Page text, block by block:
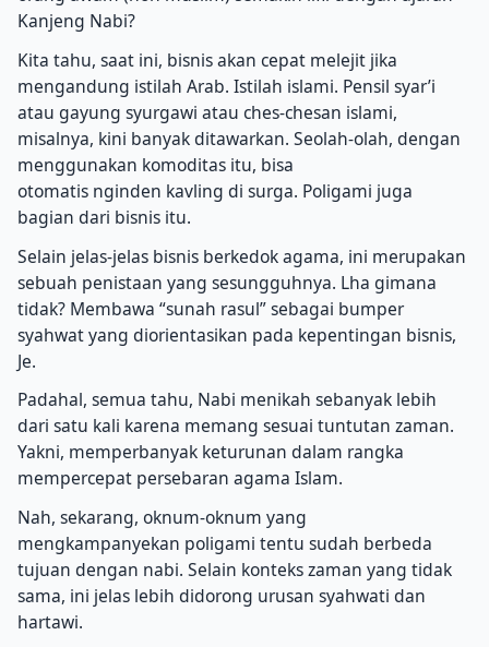
Kanjeng Nabi?
Kita tahu, saat ini, bisnis akan cepat melejit jika
mengandung istilah Arab. Istilah islami. Pensil syar’i
atau gayung syurgawi atau ches-chesan islami,
misalnya, kini banyak ditawarkan. Seolah-olah, dengan
menggunakan komoditas itu, bisa
otomatis nginden kavling di surga. Poligami juga
bagian dari bisnis itu.
Selain jelas-jelas bisnis berkedok agama, ini merupakan
sebuah penistaan yang sesungguhnya. Lha gimana
tidak? Membawa “sunah rasul” sebagai bumper
syahwat yang diorientasikan pada kepentingan bisnis,
Je.
Padahal, semua tahu, Nabi menikah sebanyak lebih
dari satu kali karena memang sesuai tuntutan zaman.
Yakni, memperbanyak keturunan dalam rangka
mempercepat persebaran agama Islam.
Nah, sekarang, oknum-oknum yang
mengkampanyekan poligami tentu sudah berbeda
tujuan dengan nabi. Selain konteks zaman yang tidak
sama, ini jelas lebih didorong urusan syahwati dan
hartawi.